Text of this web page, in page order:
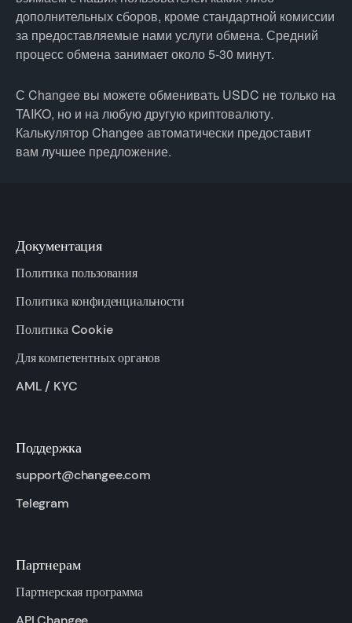
дополнительных сборов, кроме стандартной комиссии
за предоставляемые нами услуги обмена. Средний
процесс обмена занимает около 5-30 минут.
С Changee вы можете обменивать USDC не только на
TAIKO, но и на любую другую криптовалюту.
Калькулятор Changee автоматически предоставит
вам лучшее предложение.
Документация
Политика пользования
Политика конфиденциальности
Политика Cookie
Для компетентных органов
AML / KYC
Поддержка
support@changee.com
Telegram
Партнерам
Партнерская программа